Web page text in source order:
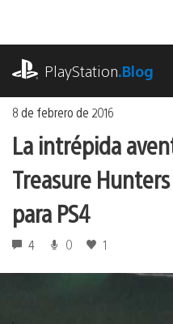
contenido
PlayStation.Blog
8 de febrero de 2016
La intrépida
Treasure
para PS4
4 0 1